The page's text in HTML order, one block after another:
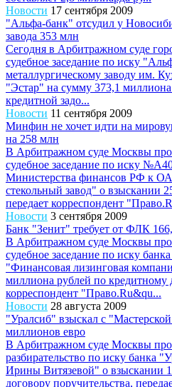
Новости 17 сентября 2009
"Альфа-банк" отсудил у
завода 353 млн
Сегодня в Арбитражном суде
судебное заседание по иску
металлургическому заводу им.
"Эстар" на сумму 373,1
кредитной задо...
Новости 11 сентября 2009
Минфин не хочет идти на
на 258 млн
В Арбитражном суде Москвы
судебное заседание по иску
Министерства финансов РФ к
стекольный завод" о взыскании
передает корреспондент
Новости 3 сентября 2009
Банк "Зенит" требует от ФЛК
В Арбитражном суде Москвы
судебное заседание по иску
"Финансовая лизинговая
миллиона рублей по кредитному
корреспондент "Право.Ru&qu...
Новости 28 августа 2009
"Уралсиб" взыскал с
миллионов евро
В Арбитражном суде Москвы
разбирательство по иску банка
Ирины Витязевой" о взыскании
договору поручительства,